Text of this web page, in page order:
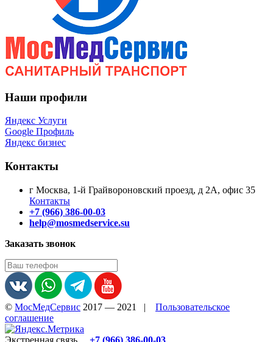
Наши профили
Яндекс Услуги
Google Профиль
Яндекс бизнес
Контакты
г Москва, 1-й Грайвороновский проезд, д 2А, офис 35
Контакты
+7 (966) 386-00-03
help@mosmedservice.su
Заказать звонок
© МосМедСервис 2017 — 2021 |
Пользовательское
соглашение
Экстренная связь +7 (966) 386-00-03